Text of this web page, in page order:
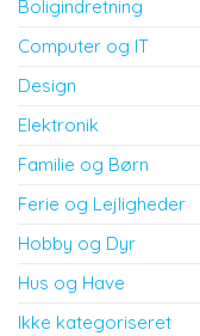
Boligindretning
Computer og IT
Design
Elektronik
Familie og Børn
Ferie og Lejligheder
Hobby og Dyr
Hus og Have
Ikke kategoriseret